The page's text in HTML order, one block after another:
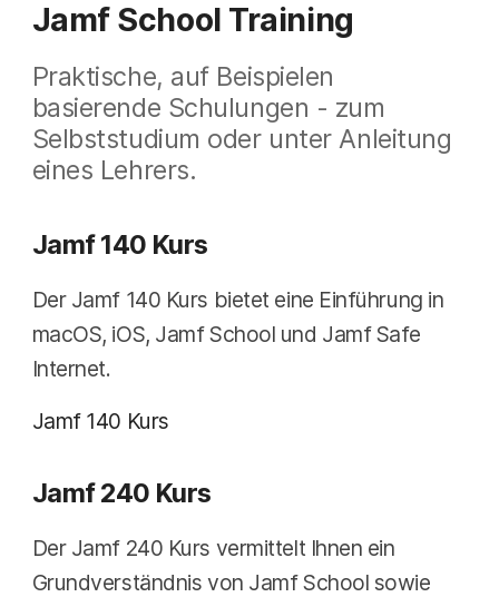
Jamf School Training
Praktische, auf Beispielen
basierende Schulungen - zum
Selbststudium oder unter Anleitung
eines Lehrers.
Jamf 140 Kurs
Der Jamf 140 Kurs bietet eine Einführung in
macOS, iOS, Jamf School und Jamf Safe
Internet.
Jamf 140 Kurs
Jamf 240 Kurs
Der Jamf 240 Kurs vermittelt Ihnen ein
Grundverständnis von Jamf School sowie